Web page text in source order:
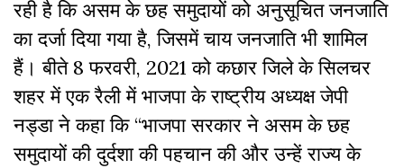
रही है कि असम के छह समुदायों को अनुसूचित जनजाति
का दर्जा दिया गया है, जिसमें चाय जनजाति भी शामिल
हैं। बीते 8 फरवरी, 2021 को कछार जिले के सिलचर
शहर में एक रैली में भाजपा के राष्ट्रीय अध्यक्ष जेपी
नड्डा ने कहा कि “भाजपा सरकार ने असम के छह
समुदायों की दुर्दशा की पहचान की और उन्हें राज्य के